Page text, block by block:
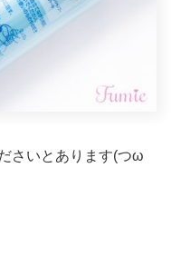
さいとあります(つω